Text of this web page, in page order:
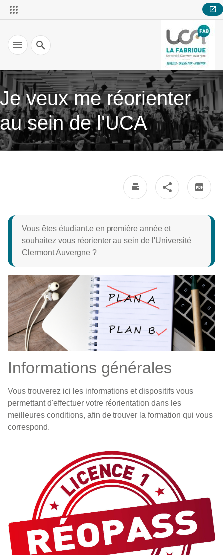
Recherche
Je veux me réorienter
au sein de l'UCA
Vous êtes étudiant.e en première année et
souhaitez vous réorienter au sein de l'Université
Clermont Auvergne ?
Informations générales
Vous trouverez ici les informations et dispositifs vous
permettant d'effectuer votre réorientation dans les
meilleures conditions, afin de trouver la formation qui vous
correspond.